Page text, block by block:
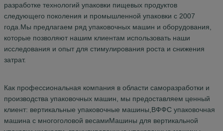
разработке технологий упаковки пищевых продуктов
следующего поколения и промышленной упаковки с 2007
года.Мы предлагаем ряд упаковочных машин и оборудования,
которые позволяют нашим клиентам использовать наши
исследования и опыт для стимулирования роста и снижения
затрат.
Как профессиональная компания в области саморазработки и
производства упаковочных машин, мы предоставляем ценный
клиент: вертикальные упаковочные машины,ВФФС упаковочная
машина с многоголовой весамиМашины для вертикальной